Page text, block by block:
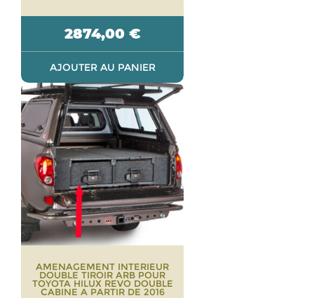
2874,00 €
AJOUTER AU PANIER
AMENAGEMENT INTERIEUR
DOUBLE TIROIR ARB POUR
TOYOTA HILUX REVO DOUBLE
CABINE A PARTIR DE 2016